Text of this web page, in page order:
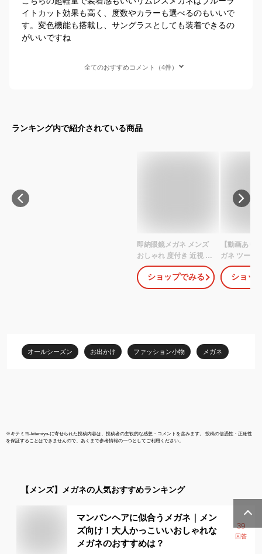
イトカット効果も高く、度数やカラーも選べるのもいいで
す。変色機能も搭載し、サングラスとしても装着できるの
がいいですね
全てのおすすめコメント（4件）
ランキング内で紹介されている商品
即納眼鏡メガネ メンズ
おしゃれ 度付き 近視 変
色 紫外線カット ふちな
し リムレス ブルーライ
トカット標準搭載 メガ
ショップでみる
【動画あり
ガネ ツーポ
レス 縁なし
ス スクエア
ストン クラ
男性 レディ
しゃれ フチ
ショッ
オールシーズン お出かけ ファッション小物 メガネ
※キテミヨ-kitemiyo-に寄せられた投稿内容は、投稿者の主観的な感想・コメントを含みます。 投稿の信憑性・正確性
を保証することはできませんので、あくまで参考情報の一つとしてご利用ください。
【メンズ】 メガネの人気おすすめランキング
マンバンヘアに似合うメガネ｜メン
ズ向け！大人かっこいいおしゃれな
メガネのおすすめは？
39
回答